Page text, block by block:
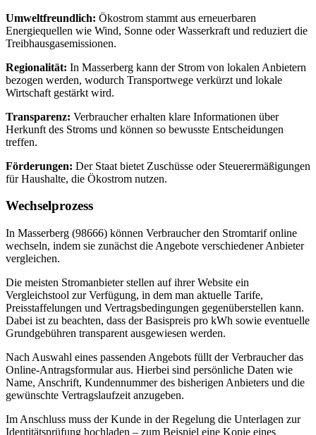
Umweltfreundlich: Ökostrom stammt aus erneuerbaren
Energiequellen wie Wind, Sonne oder Wasserkraft und reduziert die
Treibhausgasemissionen.
Regionalität: In Masserberg kann der Strom von lokalen Anbietern
bezogen werden, wodurch Transportwege verkürzt und lokale
Wirtschaft gestärkt wird.
Transparenz: Verbraucher erhalten klare Informationen über
Herkunft des Stroms und können so bewusste Entscheidungen
treffen.
Förderungen: Der Staat bietet Zuschüsse oder Steuerermäßigungen
für Haushalte, die Ökostrom nutzen.
Wechselprozess
In Masserberg (98666) können Verbraucher den Stromtarif online
wechseln, indem sie zunächst die Angebote verschiedener Anbieter
vergleichen.
Die meisten Stromanbieter stellen auf ihrer Website ein
Vergleichstool zur Verfügung, in dem man aktuelle Tarife,
Preisstaffelungen und Vertragsbedingungen gegenüberstellen kann.
Dabei ist zu beachten, dass der Basispreis pro kWh sowie eventuelle
Grundgebühren transparent ausgewiesen werden.
Nach Auswahl eines passenden Angebots füllt der Verbraucher das
Online-Antragsformular aus. Hierbei sind persönliche Daten wie
Name, Anschrift, Kundennummer des bisherigen Anbieters und die
gewünschte Vertragslaufzeit anzugeben.
Im Anschluss muss der Kunde in der Regelung die Unterlagen zur
Identitätsprüfung hochladen – zum Beispiel eine Kopie eines